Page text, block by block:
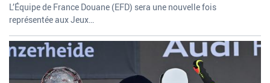
L’Équipe de France Douane (EFD) sera une nouvelle fois
représentée aux Jeux…